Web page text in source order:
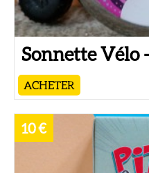
Sonnette Vélo
ACHETER
10 €